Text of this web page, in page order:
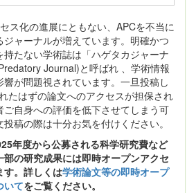
ス化の進展にともない、APCを不当に
ャーナルが増えています。明確かつ
たない学術誌は「ハゲタカジャーナ
Journal)と呼ばれ 、学術情報
が問題視されています。一旦投稿し
たはずの論文へのアクセスが担保され
ご自身への評価を低下させてしまう可
稿の際は十分お気を付けください。
年度から公募される科学研究費など
の研究成果には即時オープンアクセ
す。詳しくは学術論文等の即時オープ
いてをご覧ください。